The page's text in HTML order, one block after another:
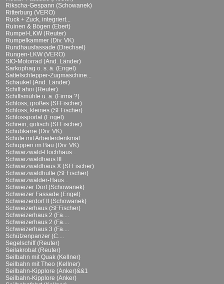
Rikscha-Gespann (Schowanek)
Ritterburg (VERO)
Ruck + Zuck, integriert...
Ruinen & Bögen (Ebert)
Rumpel-LKW (Reuter)
Rumpelkammer (Div. VK)
Rundhausfassade (Drechsel)
Rungen-LKW (VERO)
SIO-Motorrad (And. Länder)
Sarkophag o. s. ä. (Engel)
Sattelschlepper-Zugmaschine...
Schaukel (And. Länder)
Schiff ahoi (Reuter)
Schiffsmühle u. a. (Firma ?)
Schloss, großes (SFFischer)
Schloss, kleines (SFFischer)
Schlossportal (Engel)
Schrein, gotisch (SFFischer)
Schubkarre (Div. VK)
Schule mit Arbeiterdenkmal...
Schuppen im Bau (Div. VK)
Schwarzwald-Hochhaus...
Schwarzwaldhaus III...
Schwarzwaldhaus X (SFFischer)
Schwarzwaldhütte (SFFischer)
Schwarzwälder-Haus...
Schweizer Dorf (Schowanek)
Schweizer Fassade (Engel)
Schweizerdorf II (Schowanek)
Schweizerhaus (SFFischer)
Schweizerhaus 2 (Fa....
Schweizerhaus 2 (Fa....
Schweizerhaus 3 (Fa....
Schützenpanzer (C....
Segelschiff (Reuter)
Seilakrobat (Reuter)
Seilbahn mit Quak (Kellner)
Seilbahn mit Theo (Kellner)
Seilbahn-Kipplore (Anker)&&1
Seilbahn-Kipplore (Anker)